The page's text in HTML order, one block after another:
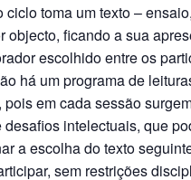
ciclo toma um texto –
objecto, ficando a sua
escolhido entre os
há um programa de
, pois em cada sessão
intelectuais, que
a escolha do texto
sem restrições